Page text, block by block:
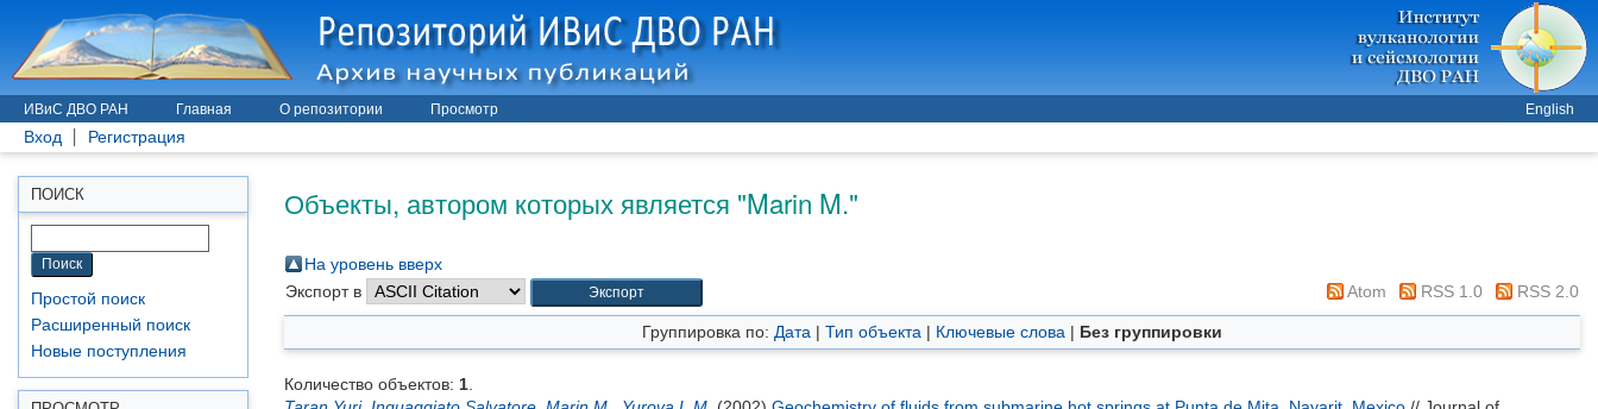
ИВиС ДВО РАН Главная О репозитории Просмотр English
Вход Регистрация
ПОИСК
Простой поиск
Расширенный поиск
Новые поступления
Объекты, автором которых является "Marin M."
На уровень вверх
Экспорт в
Atom RSS 1.0 RSS 2.0
Группировка по: Дата | Тип объекта | Ключевые слова | Без группировки
Количество объектов: 1